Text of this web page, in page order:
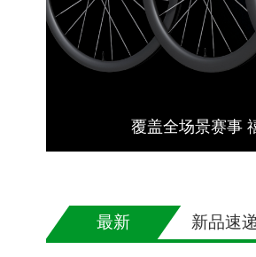
覆盖全场景赛事
最新 新品速递